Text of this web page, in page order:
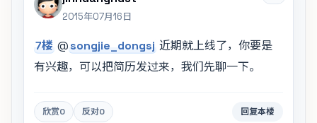
2015年07月16日
7楼 @songjie_dongsj 近期就上线了，你要是
有兴趣，可以把简历发过来，我们先聊一下。
欣赏0 反对0 回复本楼